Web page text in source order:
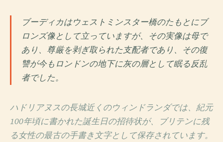
ブーディカはウェストミンスター橋のたもとにブ
ロンズ像として立っていますが、その実像は母で
あり、尊厳を剥ぎ取られた支配者であり、その復
讐が今もロンドンの地下に灰の層として眠る反乱
者でした。
ハドリアヌスの長城近くのウィンドランダでは、紀元
100年頃に書かれた誕生日の招待状が、ブリテンに残
る女性の最古の手書き文字として保存されています。